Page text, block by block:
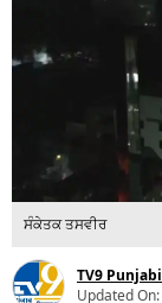
ਸੰਕੇਤਕ ਤਸਵੀਰ
TV9 Punjabi
Updated On: